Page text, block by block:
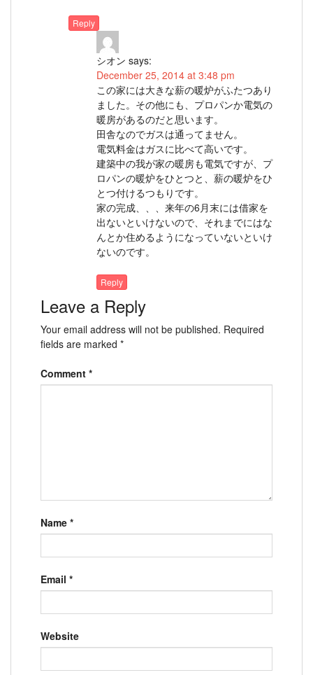
Reply
シオン says:
December 25, 2014 at 3:48 pm
この家には大きな薪の暖炉がふたつあり
ました。その他にも、プロパンか電気の
暖房があるのだと思います。
田舎なのでガスは通ってません。
電気料金はガスに比べて高いです。
建築中の我が家の暖房も電気ですが、プ
ロパンの暖炉をひとつと、薪の暖炉をひ
とつ付けるつもりです。
家の完成、、、来年の6月末には借家を
出ないといけないので、それまでにはな
んとか住めるようになっていないといけ
ないのです。
Reply
Leave a Reply
Your email address will not be published. Required
fields are marked *
Comment *
Name *
Email *
Website